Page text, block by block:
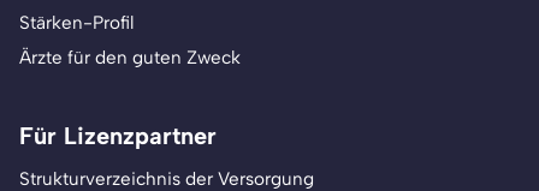
Stärken-Profil
Ärzte für den guten Zweck
Für Lizenzpartner
Strukturverzeichnis der Versorgung